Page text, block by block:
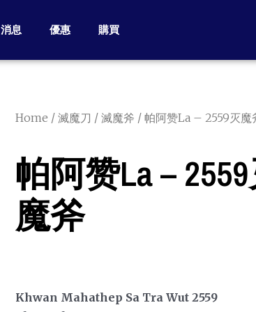
消息 優惠 購買
Home / 滅魔刀 / 滅魔斧 / 帕阿赞La – 2559灭魔
帕阿赞La –
魔斧
Khwan Mahathep Sa Tra Wut 2559